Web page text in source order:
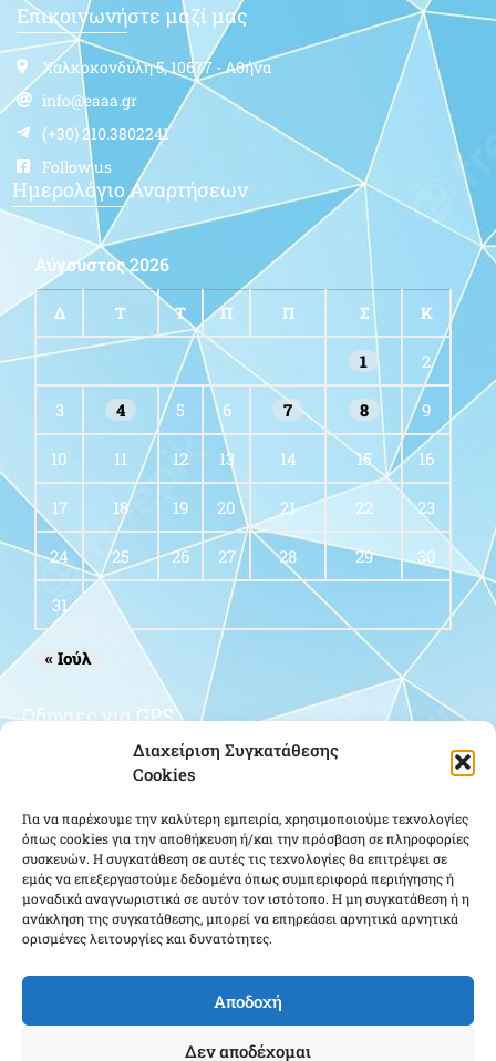
Διαχείριση Συγκατάθεσης
Cookies
Για να παρέχουμε την καλύτερη εμπειρία, χρησιμοποιούμε τεχνολογίες
όπως cookies για την αποθήκευση ή/και την πρόσβαση σε πληροφορίες
συσκευών. Η συγκατάθεση σε αυτές τις τεχνολογίες θα επιτρέψει σε
εμάς να επεξεργαστούμε δεδομένα όπως συμπεριφορά περιήγησης ή
μοναδικά αναγνωριστικά σε αυτόν τον ιστότοπο. Η μη συγκατάθεση ή η
ανάκληση της συγκατάθεσης, μπορεί να επηρεάσει αρνητικά αρνητικά
ορισμένες λειτουργίες και δυνατότητες.
Αποδοχή
Δεν αποδέχομαι
Επικοινωνήστε μαζί μας
Χαλκοκονδύλη 5, 10677 - Αθήνα
info@eaaa.gr
(+30) 210.3802241
Follow us
Ημερολόγιο Αναρτήσεων
Αύγουστος 2026
Δ Τ Τ Π Π Σ Κ
1 2
3 4 5 6 7 8 9
10 11 12 13 14 15 16
17 18 19 20 21 22 23
24 25 26 27 28 29 30
31
« Ιούλ
Οδηγίες για GPS
Κάντε κλικ για να αποδεχτείτε cookies
εμπορικής προώθησης και να